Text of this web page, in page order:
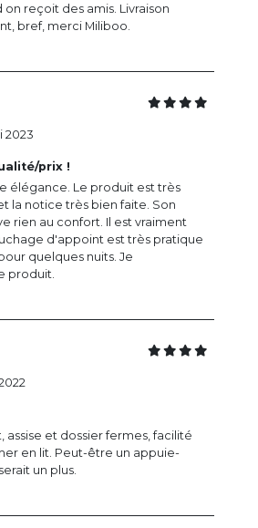
reçoit des amis. Livraison
bref, merci Miliboo.
prix !
élégance. Le produit est très
la notice très bien faite. Son
rien au confort. Il est vraiment
d'appoint est très pratique
quelques nuits. Je
produit.
2023
assise et dossier fermes, facilité
en lit. Peut-être un appuie-
un plus.